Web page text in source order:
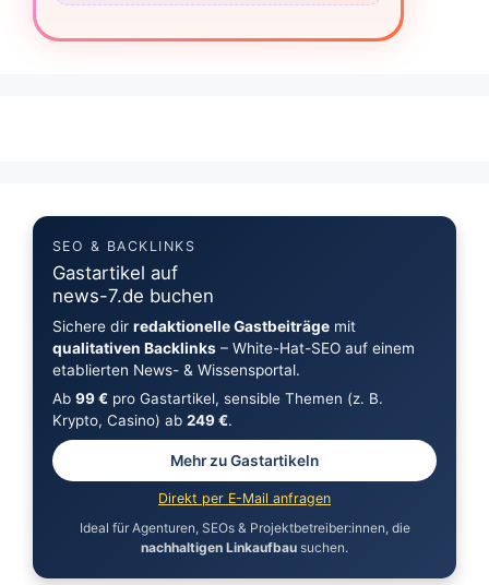
SEO & BACKLINKS
Gastartikel auf
news-7.de buchen
Sichere dir redaktionelle Gastbeiträgemit
qualitativen Backlinks– White-Hat-SEO auf einem
etablierten News- & Wissensportal.
Ab 99 €pro Gastartikel, sensible Themen (z. B.
Krypto, Casino) ab 249 €.
Mehr zu Gastartikeln
Direkt per E-Mail anfragen
Ideal für Agenturen, SEOs & Projektbetreiber:innen, die
nachhaltigen Linkaufbau suchen.